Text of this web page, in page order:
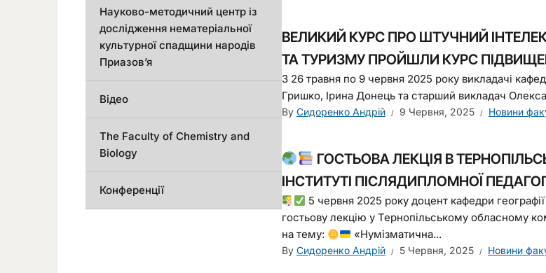
ВЕЛИКИЙ КУРС ПРО ШТУЧНИЙ
ТА ТУРИЗМУ ПРОЙШЛИ КУРС
З 26 травня по 9 червня 2025 року викладачі
Гришко, Ірина Донець та старший викладач
By Сидоренко Андрій 9 Червня, 2025 Новини
ГОСТЬОВА ЛЕКЦІЯ В
ІНСТИТУТІ ПІСЛЯДИПЛОМНОЇ
5 червня 2025 року доцент кафедри
гостьову лекцію у Тернопільському обласному
на тему:
«Нумізматична...
By Сидоренко Андрій 5 Червня, 2025 Новини
Науково-методичний центр із
дослідження нематеріальної
культурної спадщини народів
Приазов’я
Відео
The Faculty of Chemistry and
Biology
Конференції